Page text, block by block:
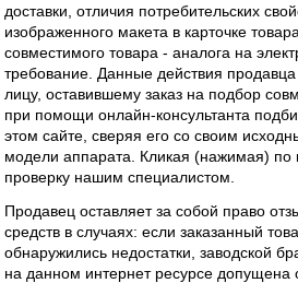
доставки, отличия потребительских
изображенного макета в карточке
совместимого товара - аналога на
требование. Данные действия
лицу, оставившему заказ на подбор
при помощи онлайн-консультанта
этом сайте, сверяя его со своим
модели аппарата. Кликая (нажимая) по
проверку нашим специалистом.
Продавец оставляет за собой право
средств в случаях: если заказанный
обнаружились недостатки, заводской
на данном интернет ресурсе допущена